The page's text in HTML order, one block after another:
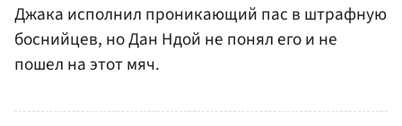
Джака исполнил проникающий пас в штрафную
боснийцев, но Дан Ндой не понял его и не
пошел на этот мяч.